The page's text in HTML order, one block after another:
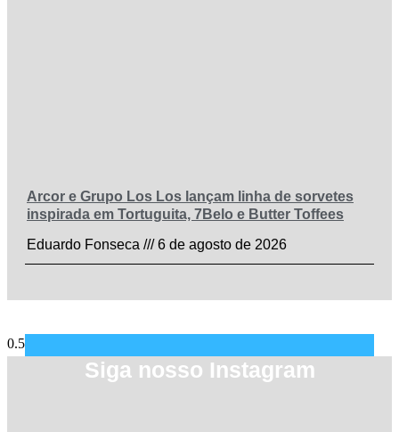
Arcor e Grupo Los Los lançam linha de sorvetes
inspirada em Tortuguita, 7Belo e Butter Toffees
Eduardo Fonseca
6 de agosto de 2026
Siga nosso Instagram